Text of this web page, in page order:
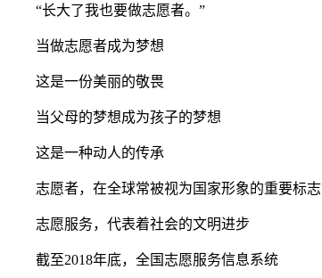
“长大了我也要做志愿者。”
当做志愿者成为梦想
这是一份美丽的敬畏
当父母的梦想成为孩子的梦想
这是一种动人的传承
志愿者，在全球常被视为国家形象的重要标志
志愿服务，代表着社会的文明进步
截至2018年底，全国志愿服务信息系统